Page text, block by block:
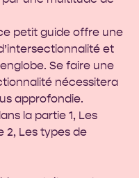
petit guide offre une
et
Se faire une
nécessitera
approfondie.
la partie 1, Les
2, Les types de